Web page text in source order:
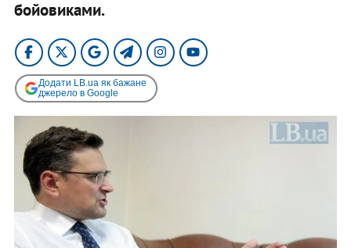
бойовиками.
Додати LB.ua як бажане
джерело в Google